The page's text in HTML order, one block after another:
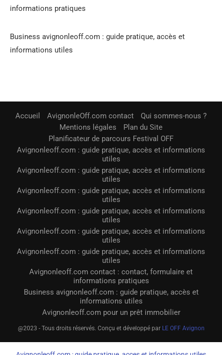
informations pratiques
Business avignonleoff.com : guide pratique, accès et
informations utiles
Accueil AvignonleOff.com contact
Qui sommes-nous ?
Mentions légales
Plan du Site
Planificateur de parcours Festival OFF
Avignonleoff.com : guide pratique, accès et informations
utiles
Avignonleoff.com : guide pratique, accès et informations
utiles
Avignonleoff.com : guide pratique, accès et informations
utiles
Avignonleoff.com : guide pratique, accès et informations
utiles
Avignonleoff.com : guide pratique, accès et informations
utiles
Avignonleoff.com : guide pratique, accès et informations
utiles
Avignonleoff.com contact : contact, formulaire et
informations pratiques
Business avignonleoff.com : guide pratique, accès et
informations utiles
Avignonleoff.com pour un prêt immobilier
@2023 - Tous droits réservés. Conçu et développé par LE OFF Avignon